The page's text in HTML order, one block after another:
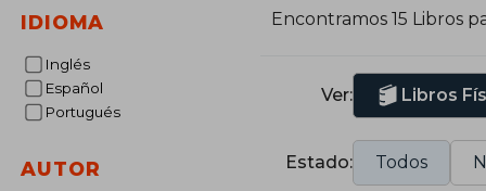
IDIOMA
Inglés
Español
Portugués
AUTOR
Encontramos 15 Libros
Ver: Libros
Estado: Todos